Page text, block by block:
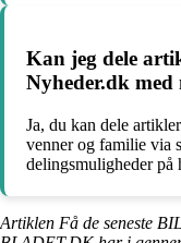
Kan jeg dele
Nyheder.dk med
Ja, du kan dele
venner og familie via
delingsmuligheder på
Artiklen Få de seneste